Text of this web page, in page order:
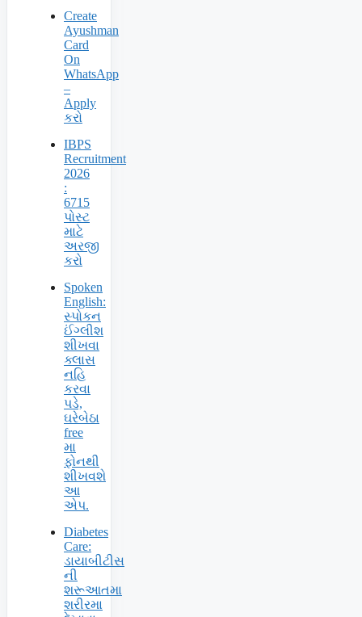
Create
Ayushman
Card
On
WhatsApp
–
Apply
કરો
IBPS
Recruitment
2026
:
6715
પોસ્ટ
માટે
અરજી
કરો
Spoken
English:
સ્પોકન
ઈંગ્લીશ
શીખવા
ક્લાસ
નહિ
કરવા
પડે,
ઘરેબેઠા
free
મા
ફોનથી
શીખવશે
આ
એપ.
Diabetes
Care:
ડાયાબીટીસ
ની
શરૂઆતમા
શરીરમા